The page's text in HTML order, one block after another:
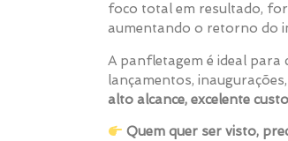
foco total em resultado,
aumentando o retorno do
A panfletagem é ideal para
lançamentos,
alto alcance, excelente
Quem quer ser visto,